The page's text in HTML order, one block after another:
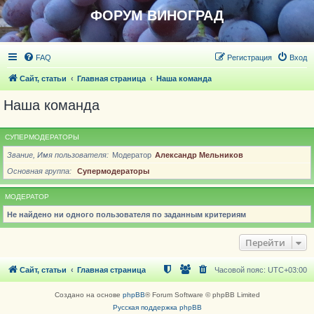
ФОРУМ ВИНОГРАД
FAQ Вход
Регистрация
Сайт, статьи Главная страница Наша команда
Наша команда
СУПЕРМОДЕРАТОРЫ
Звание, Имя пользователя Модератор Александр Мельников
Основная группа
Супермодераторы
МОДЕРАТОР
Не найдено ни одного пользователя по заданным критериям
Перейти
Сайт, статьи Главная страница Часовой пояс: UTC+03:00
Создано на основе phpBB® Forum Software © phpBB Limited
Русская поддержка phpBB